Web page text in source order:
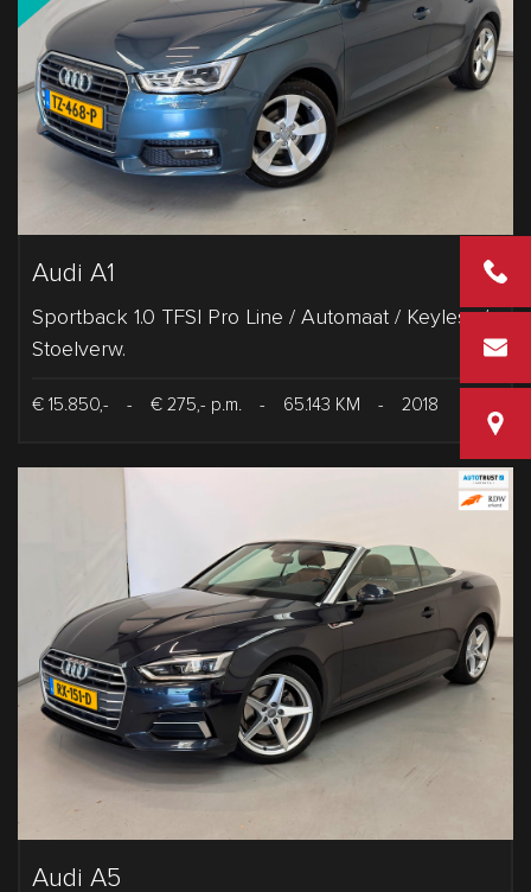
+31 2
Van
Audi A1
Sportback 1.0 TFSI Pro Line / Automaat / Keyless /
Stoelverw.
€ 15.850,- - € 275,- p.m. - 65.143 KM - 2018
Audi A5